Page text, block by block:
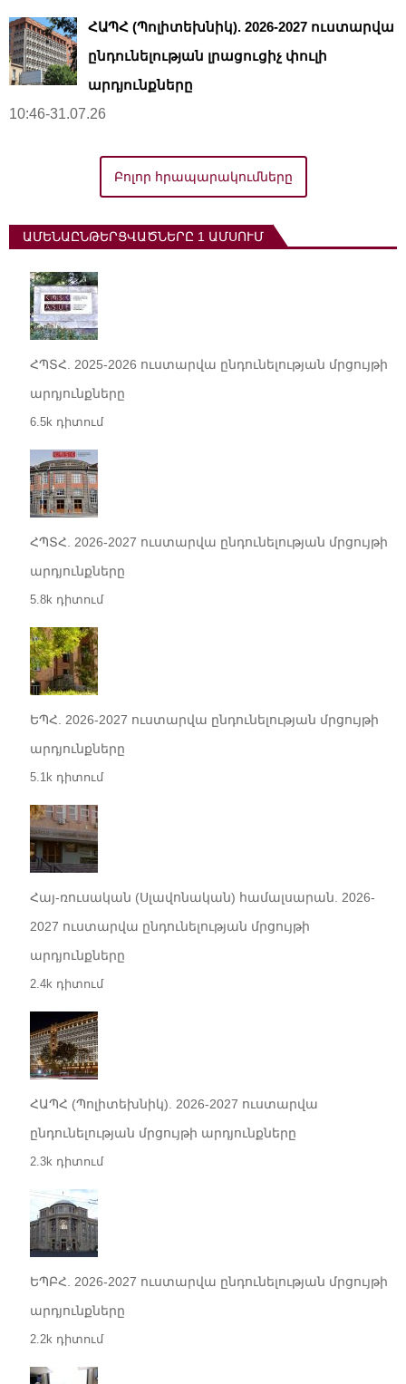
ՀԱՊՀ (Պոլիտեխնիկ). 2026-2027 ուստարվա
ընդունելության լրացուցիչ փուլի
արդյունքները
10:46-31.07.26
Բոլոր հրապարակումները
ԱՄԵՆԱԸՆԹԵՐՑՎԱԾՆԵՐԸ 1 ԱՄՍՈՒՄ
ՀՊՏՀ. 2025-2026 ուստարվա ընդունելության մրցույթի
արդյունքները
6.5k դիտում
ՀՊՏՀ. 2026-2027 ուստարվա ընդունելության մրցույթի
արդյունքները
5.8k դիտում
ԵՊՀ. 2026-2027 ուստարվա ընդունելության մրցույթի
արդյունքները
5.1k դիտում
Հայ-ռուսական (Սլավոնական) համալսարան. 2026-
2027 ուստարվա ընդունելության մրցույթի
արդյունքները
2.4k դիտում
ՀԱՊՀ (Պոլիտեխնիկ). 2026-2027 ուստարվա
ընդունելության մրցույթի արդյունքները
2.3k դիտում
ԵՊԲՀ. 2026-2027 ուստարվա ընդունելության մրցույթի
արդյունքները
2.2k դիտում